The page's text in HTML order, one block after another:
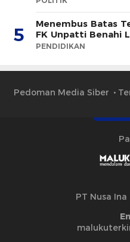
5
Menembus Batas
FK Unpatti Benahi
PENDIDIKAN
Pedoman Media Siber
PT Nusa